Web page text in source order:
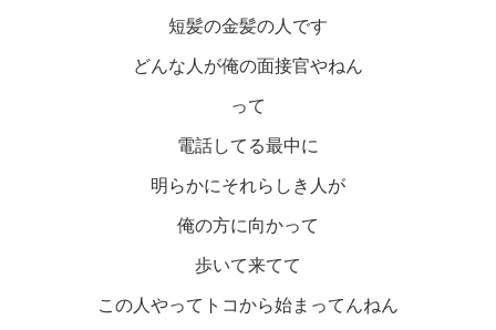
短髪の金髪の人です
どんな人が俺の面接官やねん
って
電話してる最中に
明らかにそれらしき人が
俺の方に向かって
歩いて来てて
この人やってトコから始まってんねん